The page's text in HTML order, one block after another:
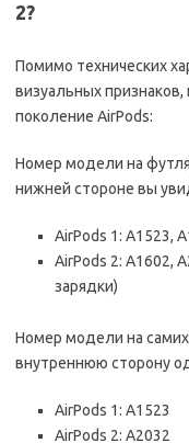
2?
Помимо технических
визуальных
поколение AirPods:
Номер модели на
нижней стороне вы
AirPods 1: A1523,
AirPods 2: A1602,
зарядки)
Номер модели на
внутреннюю сторону
AirPods 1: A1523
AirPods 2: A2032